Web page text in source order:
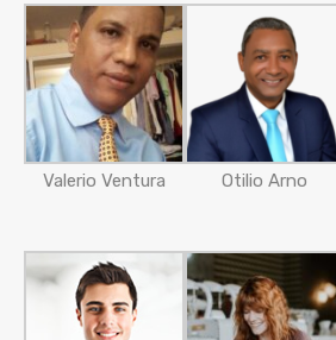
Valerio Ventura Otilio Arno